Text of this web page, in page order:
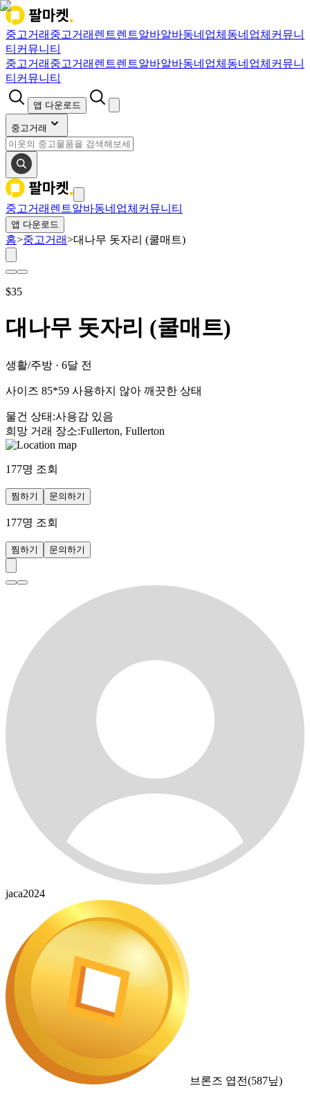
중고거래 중고거래 렌트렌트알바알바동네업체 동네업체 커뮤니
티 커뮤니티
중고거래 중고거래 렌트렌트알바알바동네업체 동네업체 커뮤니
티 커뮤니티
앱 다운로드
중고거래
중고거래 렌트알바동네업체 커뮤니티
앱 다운로드
홈>중고거래>대나무 돗자리 (쿨매트)
$35
대나무 돗자리 (쿨매트)
생활/주방 · 6달 전
사이즈 85*59 사용하지 않아 깨끗한 상태
물건 상태 :사용감 있음
희망 거래 장소:Fullerton, Fullerton
177명 조회
찜하기 문의하기
177명 조회
찜하기 문의하기
jaca2024
브론즈 엽전(587닢)